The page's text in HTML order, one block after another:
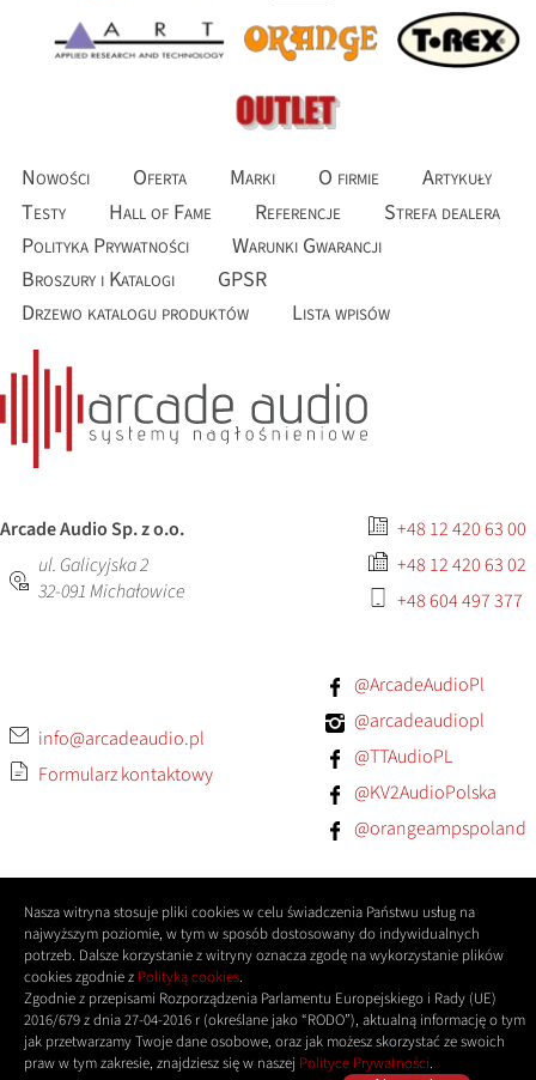
Nowości Oferta Marki O firmie
Artykuły
Testy
Hall of Fame Referencje
Strefa dealera
Polityka Prywatności
Warunki Gwarancji
Broszury i Katalogi
GPSR
Drzewo katalogu produktów
Lista wpisów
Arcade Audio Sp. z o.o.
ul. Galicyjska 2
32-091Michałowice
+48 12 420 63 00
+48 12 420 63 02
+48 604 497 377
info@arcadeaudio.pl
Formularz kontaktowy
@ArcadeAudioPl
@arcadeaudiopl
@TTAudioPL
@KV2AudioPolska
@orangeampspoland
Nasza witryna stosuje pliki cookies w celu świadczenia Państwu usług na
najwyższym poziomie, w tym w sposób dostosowany do indywidualnych
potrzeb. Dalsze korzystanie z witryny oznacza zgodę na wykorzystanie plików
cookies zgodnie z Polityką cookies.
Zgodnie z przepisami Rozporządzenia Parlamentu Europejskiego i Rady (UE)
2016/679 z dnia 27-04-2016 r (określane jako “RODO”), aktualną informację o tym
jak przetwarzamy Twoje dane osobowe, oraz jak możesz skorzystać ze swoich
praw w tym zakresie, znajdziesz się w naszej Polityce Prywatności.